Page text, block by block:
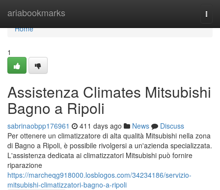
ariabookmarks
Home
Home
1
Assistenza Climates Mitsubishi
Bagno a Ripoli
sabrinaobpp176961 411 days ago News
Discuss
Per ottenere un climatizzatore di alta qualità Mitsubishi nella zona
di Bagno a Ripoli, è possibile rivolgersi a un'azienda specializzata.
L'assistenza dedicata ai climatizzatori Mitsubishi può fornire
riparazione
https://marcheqg918000.losblogos.com/34234186/servizio-
mitsubishi-climatizzatori-bagno-a-ripoli